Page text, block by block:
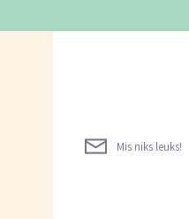
naar
Mis niks leuks!